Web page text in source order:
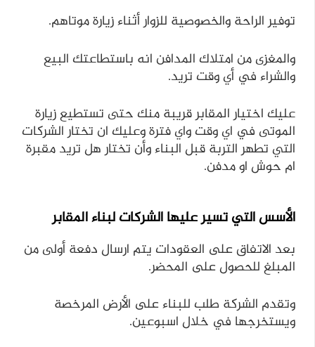
توفير الراحة والخصوصية للزوار أثناء زيارة موتاهم.
والمغزى من امتلاك المدافن انه باستطاعتك البيع
والشراء في أي وقت تريد.
عليك اختيار المقابر قريبة منك حتى تستطيع زيارة
الموتى في اي وقت واي فترة وعليك ان تختار الشركات
التي تطهر التربة قبل البناء وأن تختار هل تريد مقبرة
ام حوش او مدفن.
الأسس التي تسير عليها الشركات لبناء المقابر
بعد الاتفاق على العقودات يتم ارسال دفعة أولى من
المبلغ للحصول على المحضر.
وتقدم الشركة طلب للبناء على الأرض المرخصة
ويستخرجها في خلال اسبوعين.